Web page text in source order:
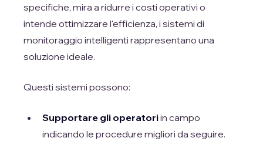
specifiche, mira a ridurre i costi operativi o
intende ottimizzare l'efficienza, i sistemi di
monitoraggio intelligenti rappresentano una
soluzione ideale.
Questi sistemi possono:
Supportare gli operatoriin campo
indicando le procedure migliori da seguire.